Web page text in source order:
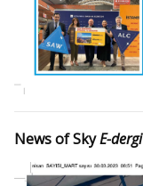
News of SkyE-dergi